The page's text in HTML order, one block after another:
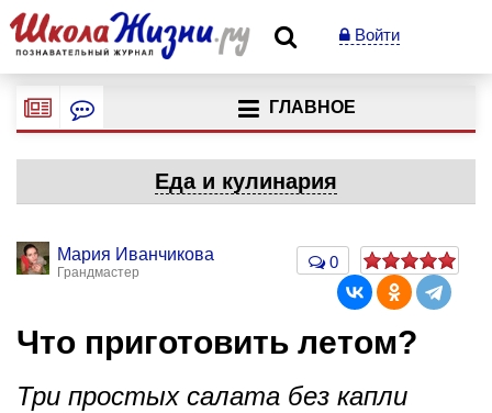
Войти
ГЛАВНОЕ
Еда и кулинария
Мария Иванчикова
Грандмастер
0
Что приготовить летом?
Три простых салата без капли